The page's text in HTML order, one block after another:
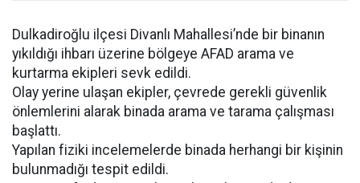
Dulkadiroğlu ilçesi Divanlı Mahallesi’nde bir binanın
yıkıldığı ihbarı üzerine bölgeye AFAD arama ve
kurtarma ekipleri sevk edildi.
Olay yerine ulaşan ekipler, çevrede gerekli güvenlik
önlemlerini alarak binada arama ve tarama çalışması
başlattı.
Yapılan fiziki incelemelerde binada herhangi bir kişinin
bulunmadığı tespit edildi.